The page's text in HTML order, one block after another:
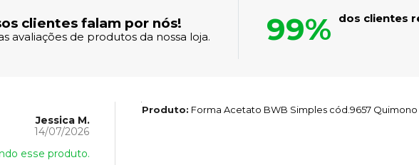
clientes falam por nós!
avaliações de produtos da nossa loja. 99% dos clientes
Jessica M.
14/07/2026
esse produto.
Produto: Forma Acetato BWB Simples cód.9657 Quimono